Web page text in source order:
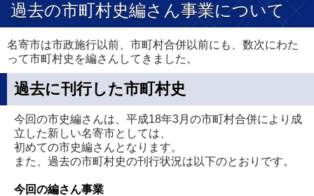
過去の市町村史編さん事業について
名寄市は市政施行以前、市町村合併以前にも、数次にわた
って市町村史を編さんしてきました。
過去に刊行した市町村史
今回の市史編さんは、平成18年3月の市町村合併により成
立した新しい名寄市としては、
初めての市史編さんとなります。
また、過去の市町村史の刊行状況は以下のとおりです。
今回の編さん事業